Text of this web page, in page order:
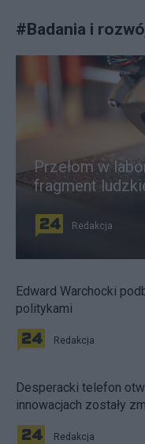
#Badania i
Przełom w
fragment
Redakcja
Edward Warchocki
politykami
Redakcja
Desperacki telefon
innowacjach zostały
Redakcja